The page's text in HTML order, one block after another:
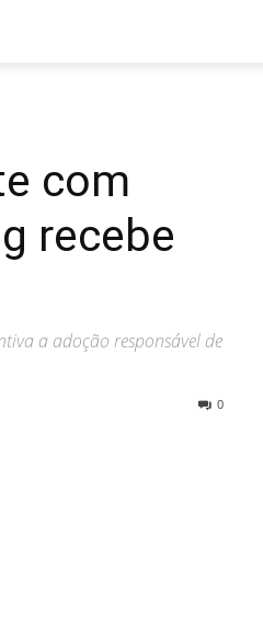
com
recebe
a adoção responsável de
0